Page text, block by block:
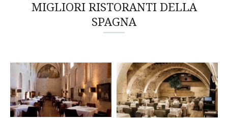
MIGLIORI RISTORANTI DELLA
SPAGNA